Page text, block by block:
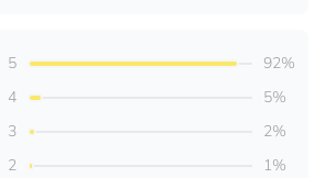
5
92%
4
5%
3
2%
2
1%